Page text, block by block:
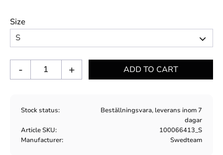
Size
+
-
Stock status
Beställningsvara, leverans inom 7
dagar
Article SKU
100066413_S
Manufacturer
Swedteam